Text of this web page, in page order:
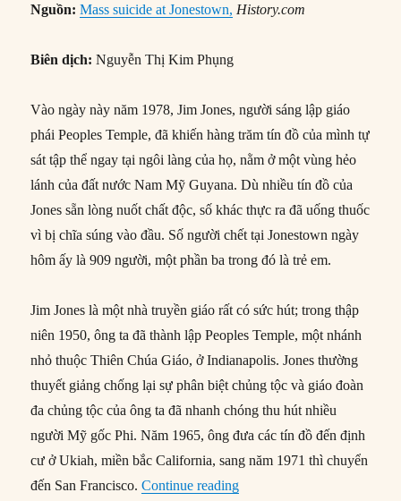
Nguồn: Mass suicide at Jonestown, History.com
Biên dịch: Nguyễn Thị Kim Phụng
Vào ngày này năm 1978, Jim Jones, người sáng lập giáo
phái Peoples Temple, đã khiến hàng trăm tín đồ của mình tự
sát tập thể ngay tại ngôi làng của họ, nằm ở một vùng hẻo
lánh của đất nước Nam Mỹ Guyana. Dù nhiều tín đồ của
Jones sẵn lòng nuốt chất độc, số khác thực ra đã uống thuốc
vì bị chĩa súng vào đầu. Số người chết tại Jonestown ngày
hôm ấy là 909 người, một phần ba trong đó là trẻ em.
Jim Jones là một nhà truyền giáo rất có sức hút; trong thập
niên 1950, ông ta đã thành lập Peoples Temple, một nhánh
nhỏ thuộc Thiên Chúa Giáo, ở Indianapolis. Jones thường
thuyết giảng chống lại sự phân biệt chủng tộc và giáo đoàn
đa chủng tộc của ông ta đã nhanh chóng thu hút nhiều
người Mỹ gốc Phi. Năm 1965, ông đưa các tín đồ đến định
cư ở Ukiah, miền bắc California, sang năm 1971 thì chuyển
đến San Francisco.Continue reading“18/11/1978: 909 người tự